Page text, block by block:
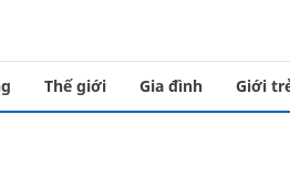
Thế giới Gia đình Giới